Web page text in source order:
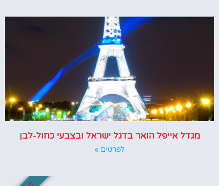
מגדל אייפל הואר בדגל ישראל ובצבעי כחול-לבן
לפרטים »